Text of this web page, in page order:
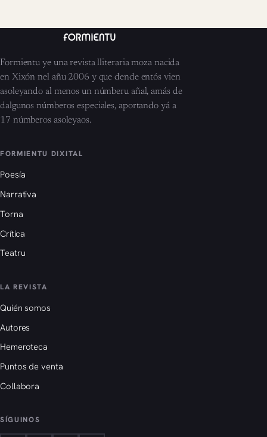
Formientu ye una revista lliteraria moza nacida
en Xixón nel añu 2006 y que dende entós vien
asoleyando al menos un númberu añal, amás de
dalgunos númberos especiales, aportando yá a
17 númberos asoleyaos.
FORMIENTU DIXITAL
Poesía
Narrativa
Torna
Crítica
Teatru
LA REVISTA
Quién somos
Autores
Hemeroteca
Puntos de venta
Collabora
SÍGUINOS